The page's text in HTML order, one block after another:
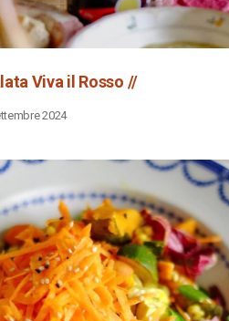
Viva il Rosso //
2024